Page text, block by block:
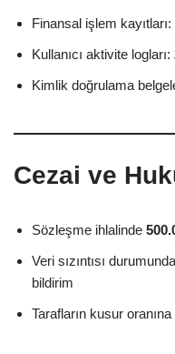
Finansal işlem kayıtları:
Kullanıcı aktivite logları:
Kimlik doğrulama
Cezai ve
Sözleşme ihlalinde
Veri sızıntısı durumunda
bildirim
Tarafların kusur